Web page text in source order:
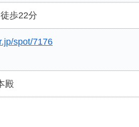
歩22分
spot/7176
殿